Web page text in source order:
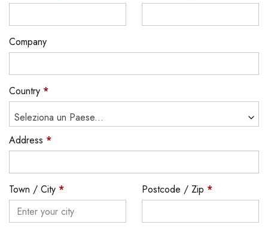
Company
Country *
Seleziona un Paese...
Address *
Town / City * Postcode / Zip *